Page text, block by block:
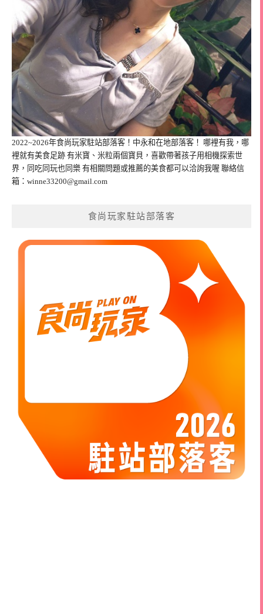
2022~2026年食尚玩家駐站部落客！中永和在地部落客！ 哪裡有我，哪
裡就有美食足跡 有米寶、米粒兩個寶貝，喜歡帶著孩子用相機探索世
界，同吃同玩也同樂 有相關問題或推薦的美食都可以洽詢我喔 聯絡信
箱： winne33200@gmail.com
食尚玩家駐站部落客